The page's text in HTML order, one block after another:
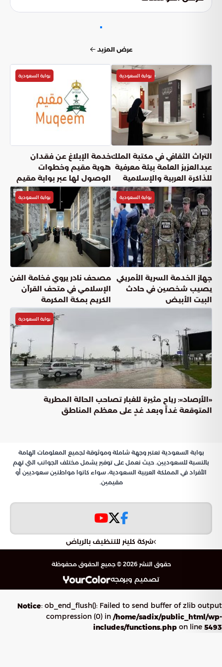
ستبقى شاهدة على حقبته الفريدة.
عرض المزيد
بوابة السعودية
التراث الثقافي في مكتبة الملك
عبدالعزيز العامة بيئة معرفية
للذاكرة العربية والإسلامية
بوابة السعودية
خدمة الإبلاغ عن فقدان
هوية مقيم وخطوات
الوصول لها عبر بوابة مقيم
بوابة السعودية
جهاز الخدمة السرية الأمريكي
يصيب شخصين في حادث
البيت الأبيض
بوابة السعودية
مصحف نادر يروي فخامة الفن
الإسلامي في متحف القرآن
الكريم بمكة المكرمة
بوابة السعودية
«الأرصاد»: رياح مثيرة للغبار تصاحب الحالة المطرية
المتوقعة غداً وبعد غدٍ على معظم المناطق
بوابة السعودية تعتبر وجهة شاملة وموثوقة لجميع المعلومات الهامة
بالنسبة للسعوديين. حيث نعمل على توفير يشمل مختلف الجوانب التي تهم
الأفراد في المملكة العربية السعودية، سواء كانوا مواطنين سعوديين أو
مقيمين.
شركة كلينر للتنظيف بالرياض
حقوق النشر 2026 © جميع الحقوق محفوظة
تصميم وبرمجه
Notice: ob_end_flush(): Failed to send buffer of zlib output
compression (0) in /home/sadix/public_html/wp-
includes/functions.php on line 5493